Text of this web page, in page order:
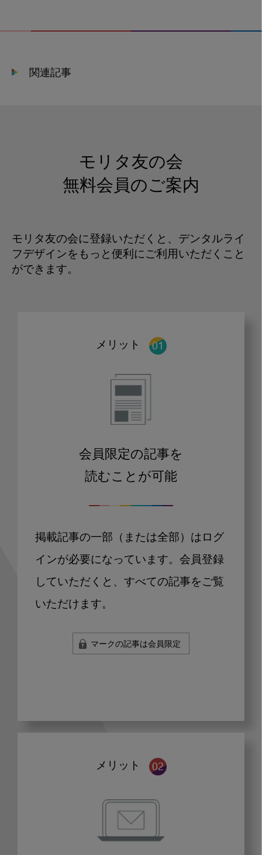
関連記事
モリタ友の会
無料会員のご案内
モリタ友の会に登録いただくと、デンタルライ
フデザインをもっと便利にご利用いただくこと
ができます。
メリット
会員限定の記事を
読むことが可能
掲載記事の一部（または全部）はログ
インが必要になっています。会員登録
していただくと、すべての記事をご覧
いただけます。
マークの記事は会員限定
メリット